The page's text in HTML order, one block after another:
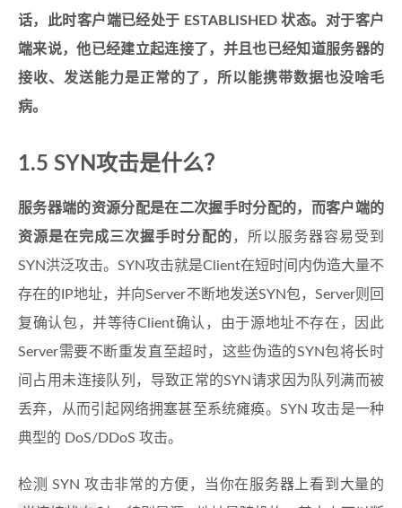
话，此时客户端已经处于 ESTABLISHED 状态。对于客户
端来说，他已经建立起连接了，并且也已经知道服务器的
接收、发送能力是正常的了，所以能携带数据也没啥毛
病。
1.5 SYN攻击是什么？
服务器端的资源分配是在二次握手时分配的，而客户端的
资源是在完成三次握手时分配的，所以服务器容易受到
SYN洪泛攻击。SYN攻击就是Client在短时间内伪造大量不
存在的IP地址，并向Server不断地发送SYN包，Server则回
复确认包，并等待Client确认，由于源地址不存在，因此
Server需要不断重发直至超时，这些伪造的SYN包将长时
间占用未连接队列，导致正常的SYN请求因为队列满而被
丢弃，从而引起网络拥塞甚至系统瘫痪。SYN 攻击是一种
典型的 DoS/DDoS 攻击。
检测 SYN 攻击非常的方便，当你在服务器上看到大量的